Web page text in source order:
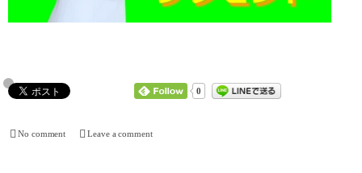
0
No comment Leave a comment